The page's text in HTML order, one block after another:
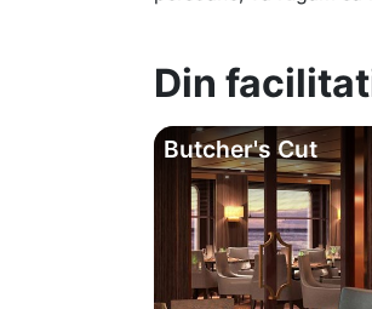
Din
Butcher's Cut